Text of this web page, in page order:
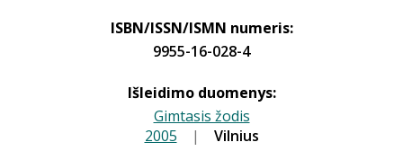
ISBN/ISSN/ISMN numeris:
9955-16-028-4
Išleidimo duomenys:
Gimtasis žodis
2005 | Vilnius